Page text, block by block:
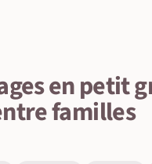
en petit
familles